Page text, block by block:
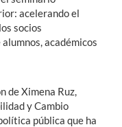
acelerando el
socios
académicos
de Ximena Ruz,
y Cambio
pública que ha